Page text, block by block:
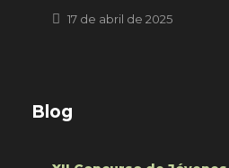
17 de abril de 2025
Blog